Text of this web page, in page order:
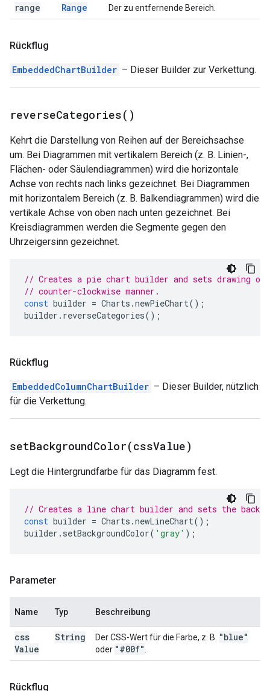
range Range Der zu entfernende Bereich.
Rückflug
EmbeddedChartBuilder – Dieser Builder zur Verkettung.
reverseCategories( )
Kehrt die Darstellung von Reihen auf der Bereichsachse
um. Bei Diagrammen mit vertikalem Bereich (z. B. Linien-,
Flächen- oder Säulendiagrammen) wird die horizontale
Achse von rechts nach links gezeichnet. Bei Diagrammen
mit horizontalem Bereich (z. B. Balkendiagrammen) wird die
vertikale Achse von oben nach unten gezeichnet. Bei
Kreisdiagrammen werden die Segmente gegen den
Uhrzeigersinn gezeichnet.
// Creates a pie chart builder and sets drawing
// counter-clockwise manner.
const builder = Charts .newPieChart();
builder . reverseCategories();
Rückflug
EmbeddedColumnChartBuilder – Dieser Builder, nützlich
für die Verkettung.
setBackgroundColor(cssValue)
Legt die Hintergrundfarbe für das Diagramm fest.
// Creates a line chart builder and sets the
const builder = Charts .newLineChart();
builder . setBackgroundColor( 'gray' );
Parameter
Name Typ Beschreibung
css
Value
String Der CSS-Wert für die Farbe, z. B. "blue"
oder "#00f"
Rückflug